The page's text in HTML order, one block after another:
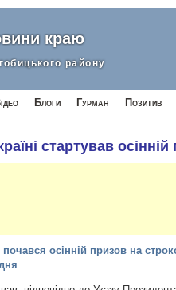
краю
району
Блоги Гурман Позитив
стартував осінній
почався осінній призов на